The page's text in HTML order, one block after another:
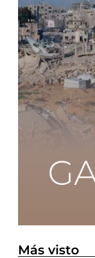
Más visto